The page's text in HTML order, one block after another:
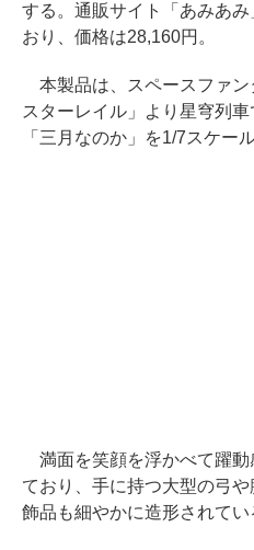
する。通販サイト「あみあ
おり、価格は28,160円。
本製品は、スペースファン
スターレイル」より星穹列
「三月なのか」を1/7スケー
満面を笑顔を浮かべて躍動
ており、手に持つ大型の弓
飾品も細やかに造形されてい